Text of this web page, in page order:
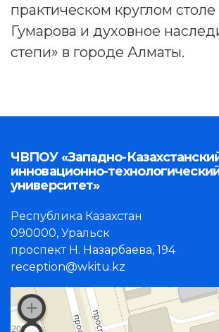
практическом круглом
Гумарова и духовное
степи» в городе Алматы.
ЧВПОУ «Западно-
инновационно-
университет»
Республика Казахстан
090000, Уральск
проспект Н. Назарбаева, 194
reception@wkitu.kz